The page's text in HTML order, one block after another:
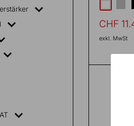
CHF
exkl. MwSt